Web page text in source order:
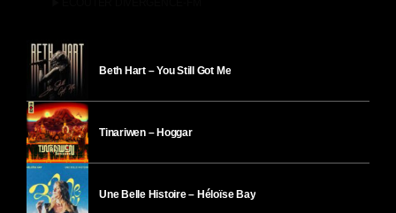
Beth Hart – You Still Got Me
Tinariwen – Hoggar
Une Belle Histoire – Héloïse Bay